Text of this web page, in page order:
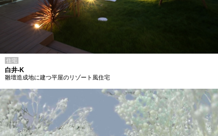
住宅
白井-K
雛壇造成地に建つ平屋のリゾート風住宅